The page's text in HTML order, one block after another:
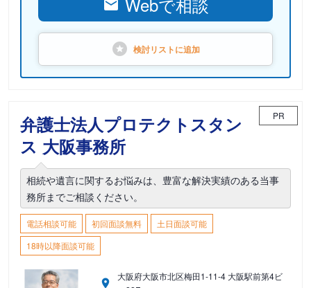
検討リストに追加
弁護士法人プロテクトスタン
ス 大阪事務所
PR
相続や遺言に関するお悩みは、豊富な解決実績のある当事
務所までご相談ください。
電話相談可能 初回面談無料
土日面談可能
18時以降面談可能
大阪府大阪市北区梅田1-11-4 大阪駅前第4ビ